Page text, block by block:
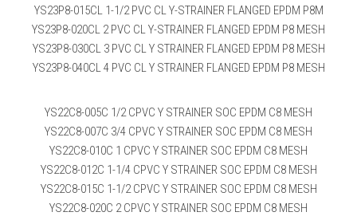
YS23P8-015CL 1-1/2 PVC CL Y-STRAINER FLANGED EPDM P8M
YS23P8-020CL 2 PVC CL Y-STRAINER FLANGED EPDM P8 MESH
YS23P8-030CL 3 PVC CL Y STRAINER FLANGED EPDM P8 MESH
YS23P8-040CL 4 PVC CL Y STRAINER FLANGED EPDM P8 MESH
YS22C8-005C 1/2 CPVC Y STRAINER SOC EPDM C8 MESH
YS22C8-007C 3/4 CPVC Y STRAINER SOC EPDM C8 MESH
YS22C8-010C 1 CPVC Y STRAINER SOC EPDM C8 MESH
YS22C8-012C 1-1/4 CPVC Y STRAINER SOC EPDM C8 MESH
YS22C8-015C 1-1/2 CPVC Y STRAINER SOC EPDM C8 MESH
YS22C8-020C 2 CPVC Y STRAINER SOC EPDM C8 MESH